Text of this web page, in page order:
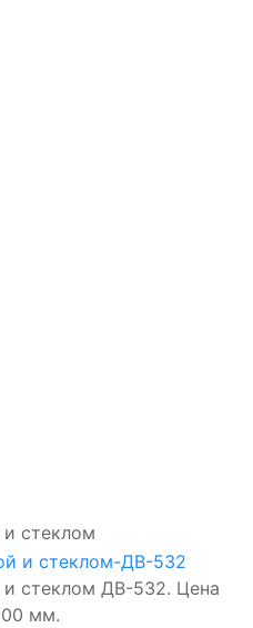
и стеклом
и стеклом ДВ-532. Цена
мм.